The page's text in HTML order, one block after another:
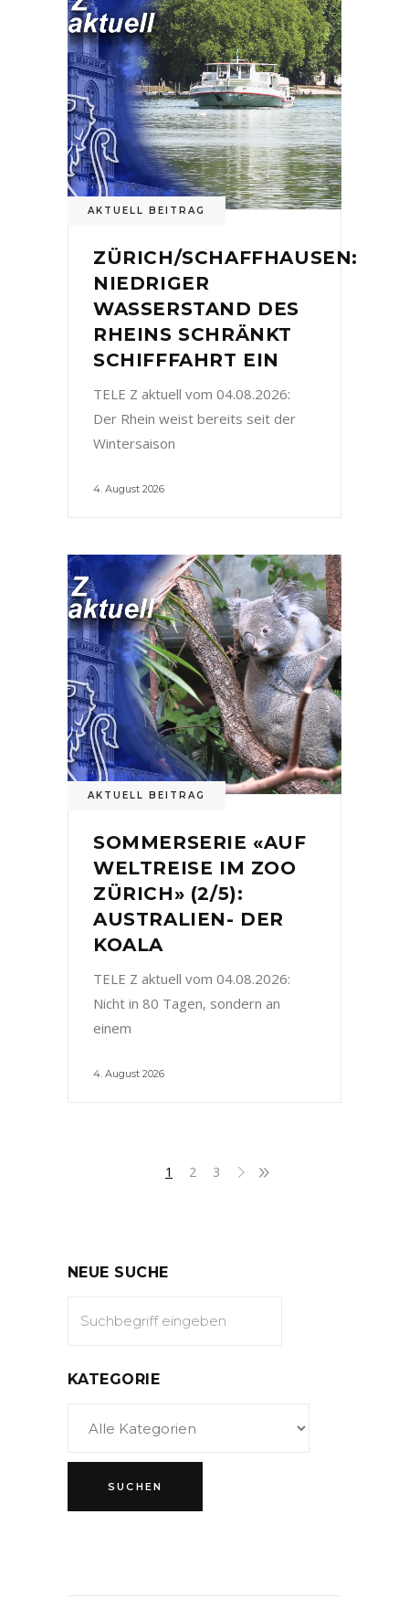
AKTUELL BEITRAG
ZÜRICH/SCHAFFHAUSEN:
NIEDRIGER
WASSERSTAND DES
RHEINS SCHRÄNKT
SCHIFFFAHRT EIN
TELE Z aktuell vom 04.08.2026:
Der Rhein weist bereits seit der
Wintersaison
4. August 2026
AKTUELL BEITRAG
SOMMERSERIE «AUF
WELTREISE IM ZOO
ZÜRICH» (2/5):
AUSTRALIEN- DER
KOALA
TELE Z aktuell vom 04.08.2026:
Nicht in 80 Tagen, sondern an
einem
4. August 2026
1 2 3
NEUE SUCHE
KATEGORIE